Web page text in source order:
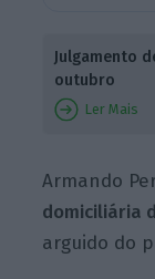
Julgamento
outubro
Ler Mais
Armando
domiciliária
arguido do